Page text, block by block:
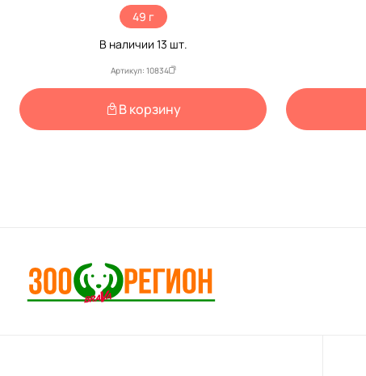
49 г
В наличии 13 шт.
Артикул: 10834
В корзину